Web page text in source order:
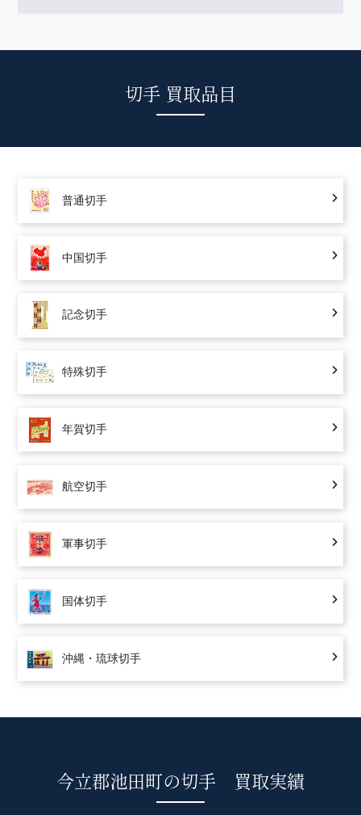
切手 買取品目
普通切手
中国切手
記念切手
特殊切手
年賀切手
航空切手
軍事切手
国体切手
沖縄・琉球切手
今立郡池田町の切手 買取実績